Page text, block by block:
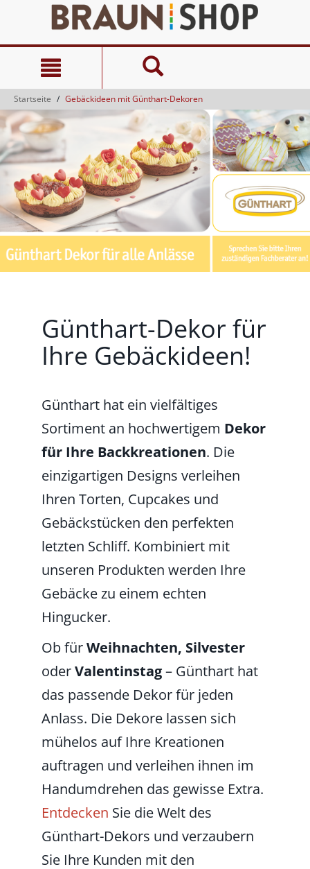
springen
Navigationsmenü
springen
Startseite Gebäckideen mit Günthart-Dekoren
Günthart-Dekor für
Ihre Gebäckideen!
Günthart hat ein vielfältiges
Sortiment an hochwertigem Dekor
für Ihre Backkreationen. Die
einzigartigen Designs verleihen
Ihren Torten, Cupcakes und
Gebäckstücken den perfekten
letzten Schliff. Kombiniert mit
unseren Produkten werden Ihre
Gebäcke zu einem echten
Hingucker.
Ob fürWeihnachten, Silvester
oderValentinstag– Günthart hat
das passende Dekor für jeden
Anlass. Die Dekore lassen sich
mühelos auf Ihre Kreationen
auftragen und verleihen ihnen im
Handumdrehen das gewisse Extra.
Entdecken Sie die Welt des
Günthart-Dekors und verzaubern
Sie Ihre Kunden mit den